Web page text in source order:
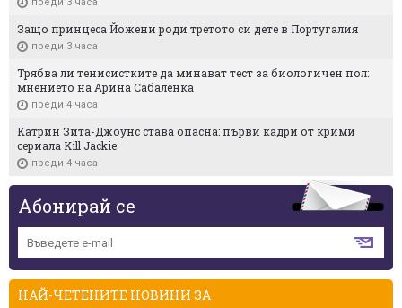
преди 3 часа
Защо принцеса Йожени роди третото си дете в Португалия
преди 3 часа
Трябва ли тенисистките да минават тест за биологичен пол:
мнението на Арина Сабаленка
преди 4 часа
Катрин Зита-Джоунс става опасна: първи кадри от крими
сериала Kill Jackie
преди 4 часа
Абонирай се
НАЙ-ЧЕТЕНИТЕ НОВИНИ ЗА